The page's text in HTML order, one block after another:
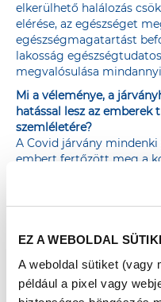
EZ A WEBOLDAL
A weboldal sütiket (vagy
például a pixel vagy
elkerülhető halálozás
elérése, az egészséget
egészségmagatartást
lakosság
megvalósulása
Mi a véleménye, a
hatással lesz az emberek
szemléletére?
A Covid járvány
embert fertőzött meg a
vagy halt meg
éreztük, mit okoz egy
közösség szintjén. A
túlsúllyal és egyéb
egészségére, az jobban
betegségeknek is. A